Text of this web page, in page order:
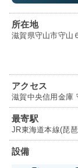
所在地
滋賀県守山市守山
アクセス
滋賀中央信用金庫
最寄駅
JR東海道本線(琵
設備